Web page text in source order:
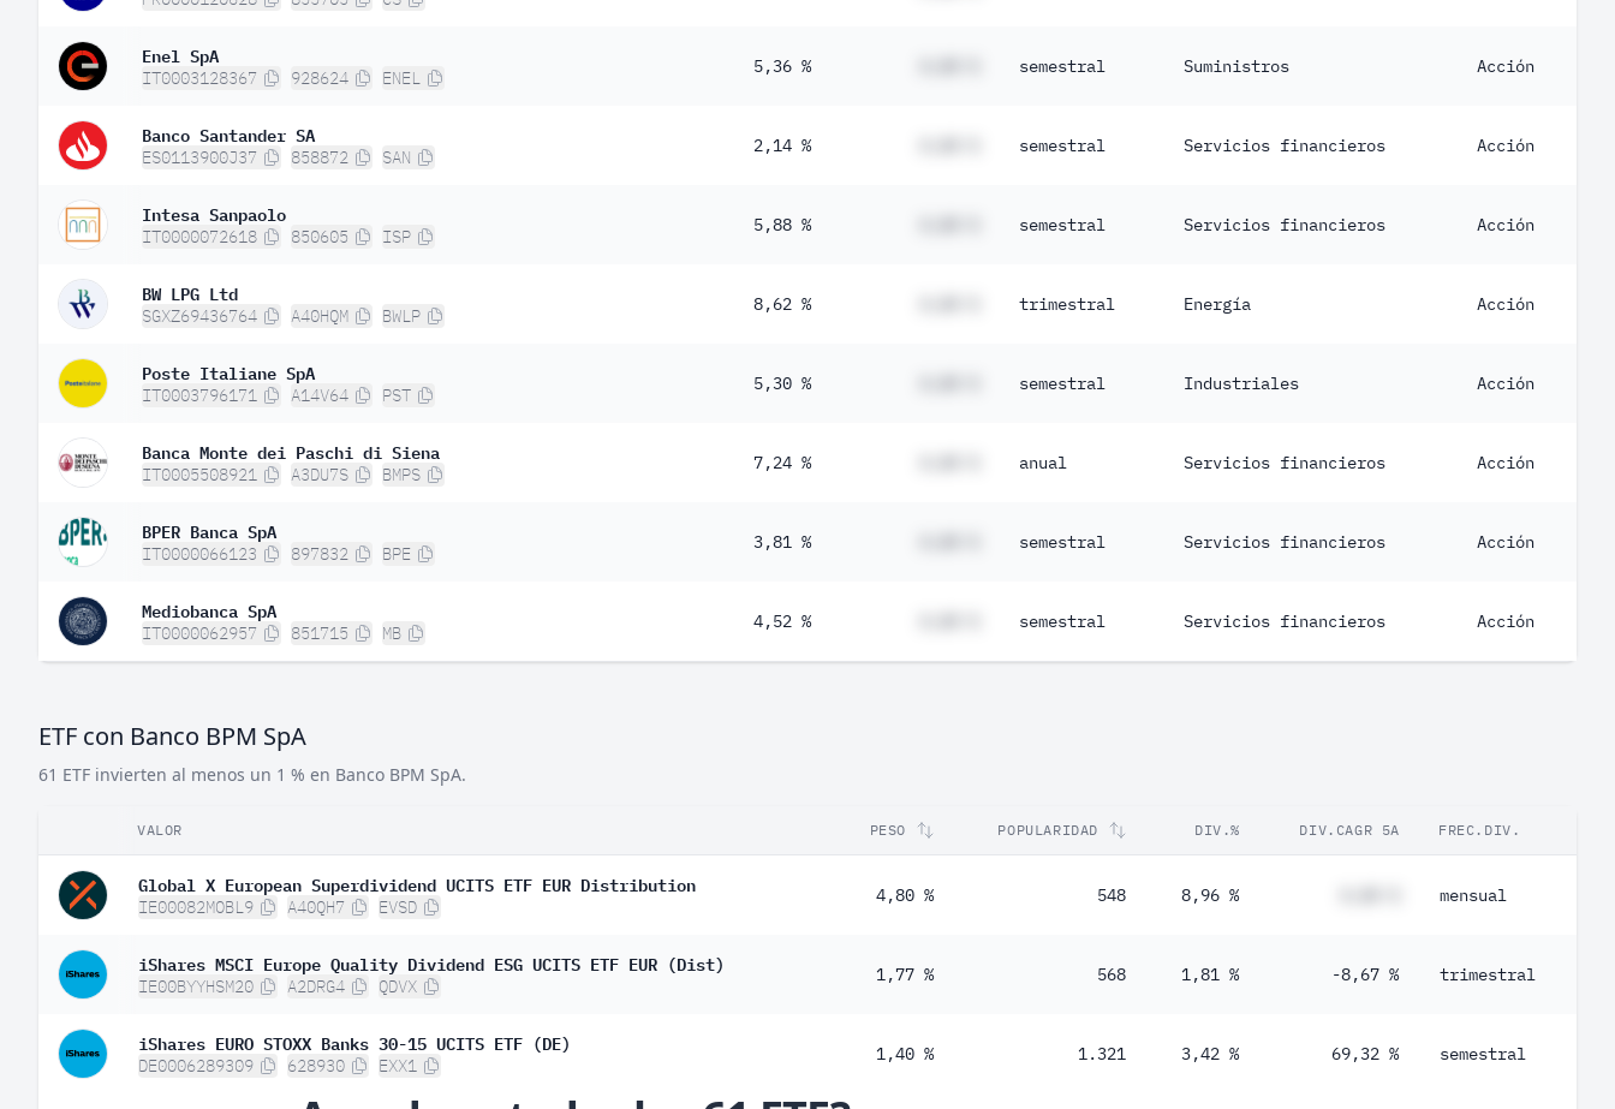
Enel SpA
IT0003128367 928624 ENEL
5,36 % semestral Suministros Acción
Banco Santander SA
ES0113900J37 858872 SAN
2,14 % semestral Servicios financieros Acción
Intesa Sanpaolo
IT0000072618 850605 ISP
5,88 % semestral Servicios financieros Acción
BW LPG Ltd
SGXZ69436764 A40HQM BWLP
8,62 % trimestral Energía Acción
Poste Italiane SpA
IT0003796171 A14V64 PST
5,30 % semestral Industriales Acción
Banca Monte dei Paschi di Siena
IT0005508921 A3DU7S BMPS
7,24 % anual Servicios financieros Acción
BPER Banca SpA
IT0000066123 897832 BPE
3,81 % semestral Servicios financieros Acción
Mediobanca SpA
IT0000062957 851715 MB
4,52 % semestral Servicios financieros Acción
ETF con Banco BPM SpA
61 ETF invierten al menos un 1 % en Banco BPM SpA.
VALOR PESO POPULARIDAD DIV.% DIV.CAGR 5A FREC.DIV.
Global X European Superdividend UCITS ETF EUR Distribution
IE00082MOBL9 A40QH7 EVSD
4,80 % 548 8,96 % mensual
iShares MSCI Europe Quality Dividend ESG UCITS ETF EUR (Dist)
IE00BYYHSM20 A2DRG4 QDVX
1,77 % 568 1,81 % -8,67 % trimestral
iShares EURO STOXX Banks 30-15 UCITS ETF (DE)
DE0006289309 628930 EXX1
1,40 % 1.321 3,42 % 69,32 % semestral